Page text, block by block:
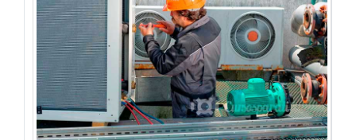
copropiedad. Formas de...